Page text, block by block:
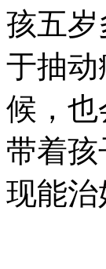
孩五
于抽
候，
带着
现能治